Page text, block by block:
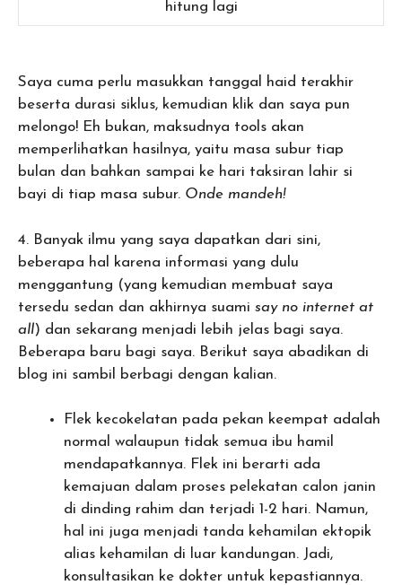
hitung lagi
Saya cuma perlu masukkan tanggal haid terakhir
beserta durasi siklus, kemudian klik dan saya pun
melongo! Eh bukan, maksudnya tools akan
memperlihatkan hasilnya, yaitu masa subur tiap
bulan dan bahkan sampai ke hari taksiran lahir si
bayi di tiap masa subur. Onde mandeh!
4. Banyak ilmu yang saya dapatkan dari sini,
beberapa hal karena informasi yang dulu
menggantung (yang kemudian membuat saya
tersedu sedan dan akhirnya suami say no internet at
all) dan sekarang menjadi lebih jelas bagi saya.
Beberapa baru bagi saya. Berikut saya abadikan di
blog ini sambil berbagi dengan kalian.
Flek kecokelatan pada pekan keempat adalah
normal walaupun tidak semua ibu hamil
mendapatkannya. Flek ini berarti ada
kemajuan dalam proses pelekatan calon janin
di dinding rahim dan terjadi 1-2 hari. Namun,
hal ini juga menjadi tanda kehamilan ektopik
alias kehamilan di luar kandungan. Jadi,
konsultasikan ke dokter untuk kepastiannya.